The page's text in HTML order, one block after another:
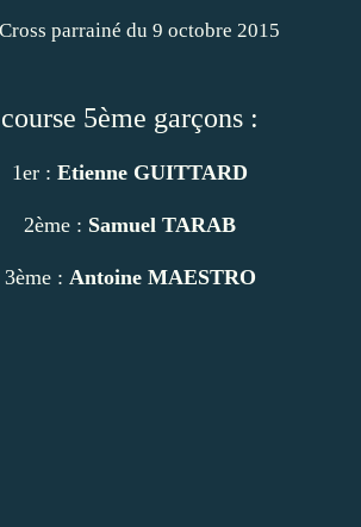
course 5ème garçons :
1er : Etienne GUITTARD
2ème : Samuel TARAB
3ème : Antoine MAESTRO